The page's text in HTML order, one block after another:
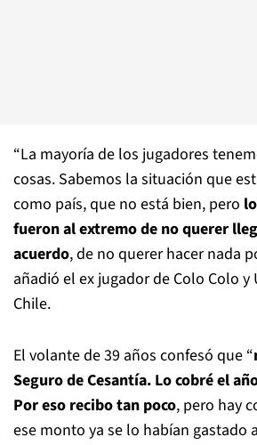
“La mayoría de los jugadores
cosas. Sabemos la situación que
como país, que no está bien, pero
fueron al extremo de no querer
acuerdo, de no querer hacer nada
añadió el ex jugador de Colo Colo y
Chile.
El volante de 39 años confesó que “
Seguro de Cesantía. Lo cobré el
Por eso recibo tan poco, pero hay
ese monto ya se lo habían gastado